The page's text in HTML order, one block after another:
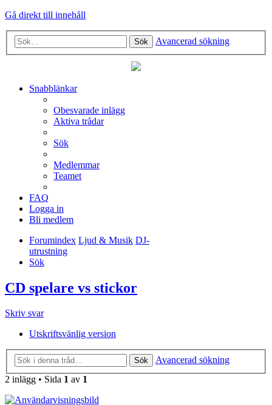
Gå direkt till innehåll
Sök Avancerad sökning
Snabblänkar
Obesvarade inlägg
Aktiva trådar
Sök
Medlemmar
Teamet
FAQ
Logga in
Bli medlem
Forumindex Ljud & Musik DJ-
utrustning
Sök
CD spelare vs stickor
Skriv svar
Utskriftsvänlig version
Sök
Avancerad sökning
2 inlägg • Sida 1 av 1